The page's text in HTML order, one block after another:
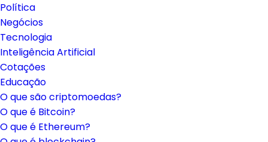
Política
Negócios
Tecnologia
Inteligência Artificial
Cotações
Educação
O que são criptomoedas?
O que é Bitcoin?
O que é Ethereum?